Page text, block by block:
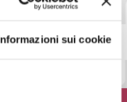
sui cookie
web